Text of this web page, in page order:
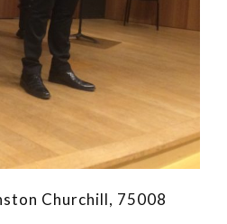
Churchill, 75008